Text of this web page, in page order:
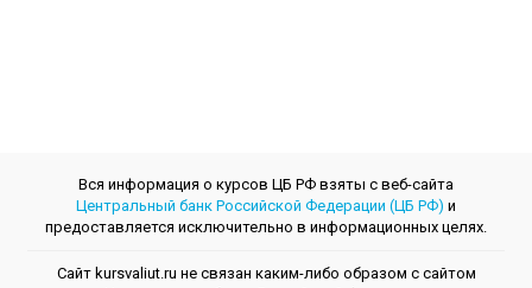
Вся информация о курсов ЦБ РФ взяты с веб-сайта
Центральный банк Российской Федерации (ЦБ РФ) и
предоставляется исключительно в информационных целях.
Сайт kursvaliut.ru не связан каким-либо образом с сайтом